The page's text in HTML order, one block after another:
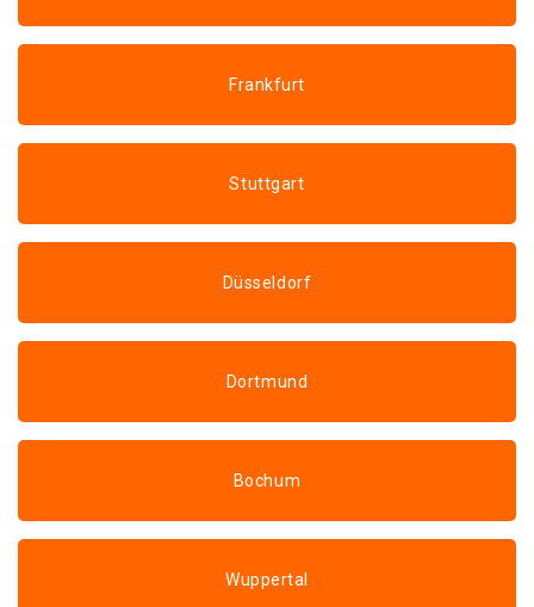
Frankfurt
Stuttgart
Düsseldorf
Dortmund
Bochum
Wuppertal